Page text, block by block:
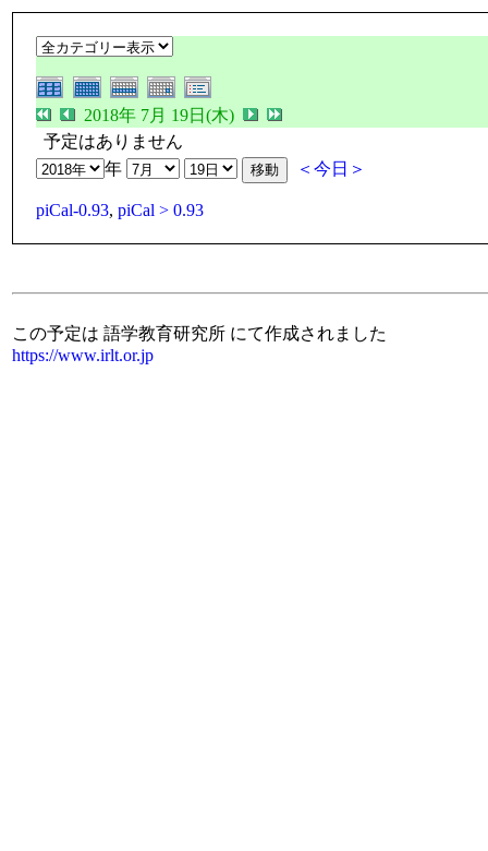
2018年 7月 19日(木)
予定はありません
年
＜今日＞
piCal-0.93, piCal > 0.93
この予定は 語学教育研究所 にて作成されました
https://www.irlt.or.jp